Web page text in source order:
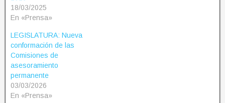
18/03/2025
En «Prensa»
LEGISLATURA: Nueva
conformación de las
Comisiones de
asesoramiento
permanente
03/03/2026
En «Prensa»